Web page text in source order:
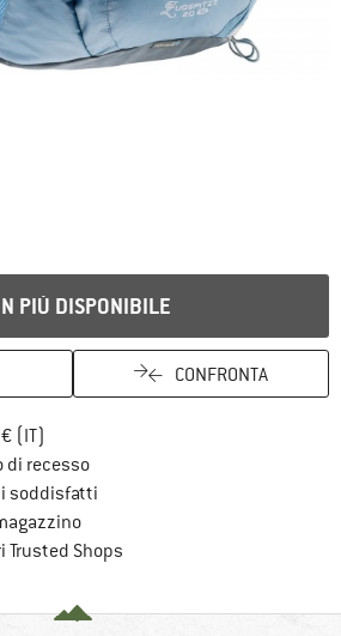
PIÙ DISPONIBILE
CONFRONTA
(IT)
di recessoVai alla politica di recesso qui
soddisfatti
Trusted Shops